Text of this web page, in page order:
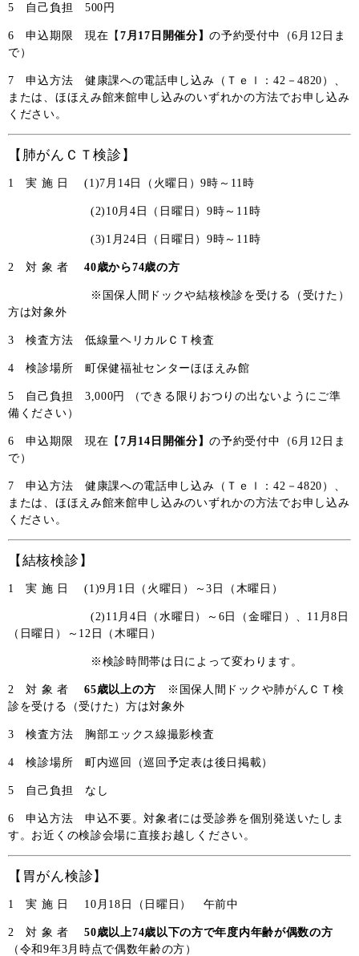
5 自己負担 500円
6 申込期限 現在【 7月17日開催分】の予約受付中（6月12日ま
で）
7 申込方法 健康課への電話申し込み（Ｔｅｌ：42－4820）、
または、ほほえみ館来館申し込みのいずれかの方法でお申し込み
ください。
【肺がんＣＴ検診】
1 実 施 日(1)7月14日（火曜日）9時～11時
(2)10月4日（日曜日）9時～11時
(3)1月24日（日曜日）9時～11時
2 対 象 者 40歳から74歳の方
※国保人間ドックや結核検診を受ける（受けた）
方は対象外
3 検査方法 低線量ヘリカルＣＴ検査
4 検診場所 町保健福祉センターほほえみ館
5 自己負担 3,000円 （できる限りおつりの出ないようにご準
備ください）
6 申込期限 現在【 7月14日開催分】の予約受付中（6月12日ま
で）
7 申込方法 健康課への電話申し込み（Ｔｅｌ：42－4820）、
または、ほほえみ館来館申し込みのいずれかの方法でお申し込み
ください。
【結核検診】
1 実 施 日(1)9月1日（火曜日）～3日（木曜日）
(2)11月4日（水曜日）～6日（金曜日）、11月8日
（日曜日）～12日（木曜日）
※検診時間帯は日によって変わります。
2 対 象 者65歳以上の方 ※国保人間ドックや肺がんＣＴ検
診を受ける（受けた）方は対象外
3 検査方法 胸部エックス線撮影検査
4 検診場所 町内巡回（巡回予定表は後日掲載）
5 自己負担 なし
6 申込方法 申込不要。対象者には受診券を個別発送いたしま
す。お近くの検診会場に直接お越しください。
【胃がん検診】
1 実 施 日 10 月18日（日曜日） 午前中
2 対 象 者 50歳以上74歳以下の方で年度内年齢が偶数の方
（令和9年3月時点で偶数年齢の方）